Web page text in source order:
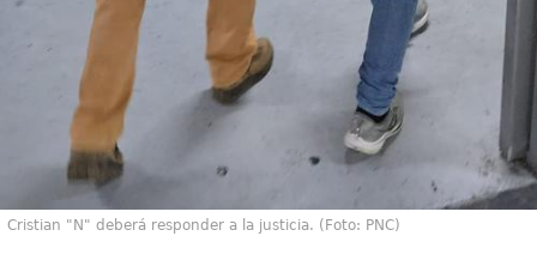
Cristian "N" deberá responder a la justicia. (Foto: PNC)